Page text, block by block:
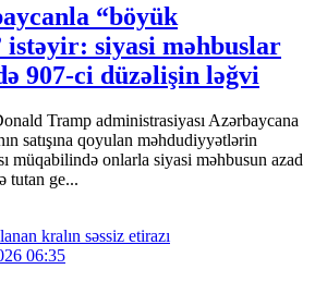
“böyük
istəyir: siyasi məhbuslar
907-ci düzəlişin ləğvi
Tramp administrasiyası Azərbaycana
satışına qoyulan məhdudiyyətlərin
müqabilində onlarla siyasi məhbusun azad
tutan ge...
06:35